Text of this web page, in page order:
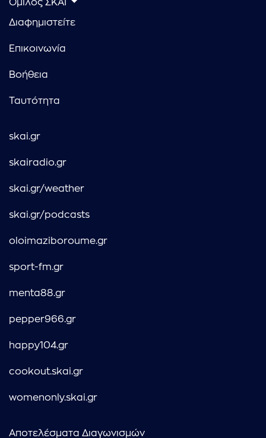
Όμιλος ΣΚΑΪ
Διαφημιστείτε
Επικοινωνία
Βοήθεια
Ταυτότητα
skai.gr
skairadio.gr
skai.gr/weather
skai.gr/podcasts
oloimaziboroume.gr
sport-fm.gr
menta88.gr
pepper966.gr
happy104.gr
cookout.skai.gr
womenonly.skai.gr
Αποτελέσματα Διαγωνισμών